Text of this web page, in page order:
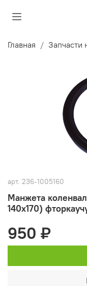
Главная Запчасти
арт. 236-1005160
Манжета
140х170)
950 ₽